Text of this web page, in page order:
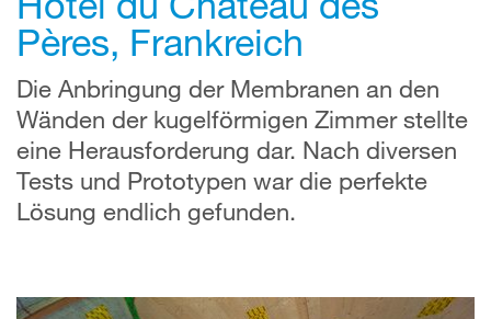
Pères, Frankreich
Die Anbringung der Membranen an den
Wänden der kugelförmigen Zimmer stellte
eine Herausforderung dar. Nach diversen
Tests und Prototypen war die perfekte
Lösung endlich gefunden.